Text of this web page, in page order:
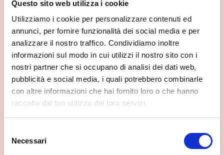
Questo sito web utilizza i cookie
Utilizziamo i cookie per personalizzare contenuti ed
annunci, per fornire funzionalità dei social media e per
analizzare il nostro traffico. Condividiamo inoltre
informazioni sul modo in cui utilizzi il nostro sito con i
nostri partner che si occupano di analisi dei dati web,
pubblicità e social media, i quali potrebbero combinarle
con altre informazioni che hai fornito loro o che hanno
raccolto dal tuo utilizzo dei loro servizi.
delNecessari
Se vuoi scoprire di più su questa zona, qui trovi altri
spunti utili.